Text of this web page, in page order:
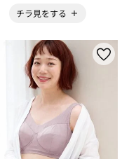
チラ見をする